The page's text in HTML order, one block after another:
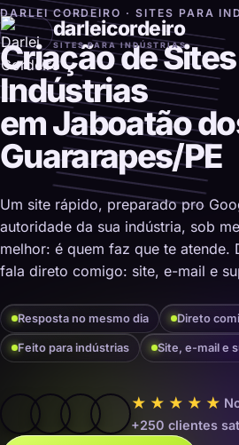
darleicordeiro
SITES PARA INDÚSTRIAS
DARLEI CORDEIRO · SITES PARA
Criação de
Indústrias
em Jaboatão
Guararapes/PE
Um site rápido, preparado pro
autoridade da sua indústria, sob
melhor: é quem faz que te
fala direto comigo: site, e-mail e
Resposta no mesmo dia Direto
Feito para indústrias Site, e-mail e
★★★★★
+250 clientes